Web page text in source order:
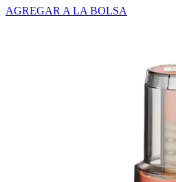
AGREGAR A LA BOLSA